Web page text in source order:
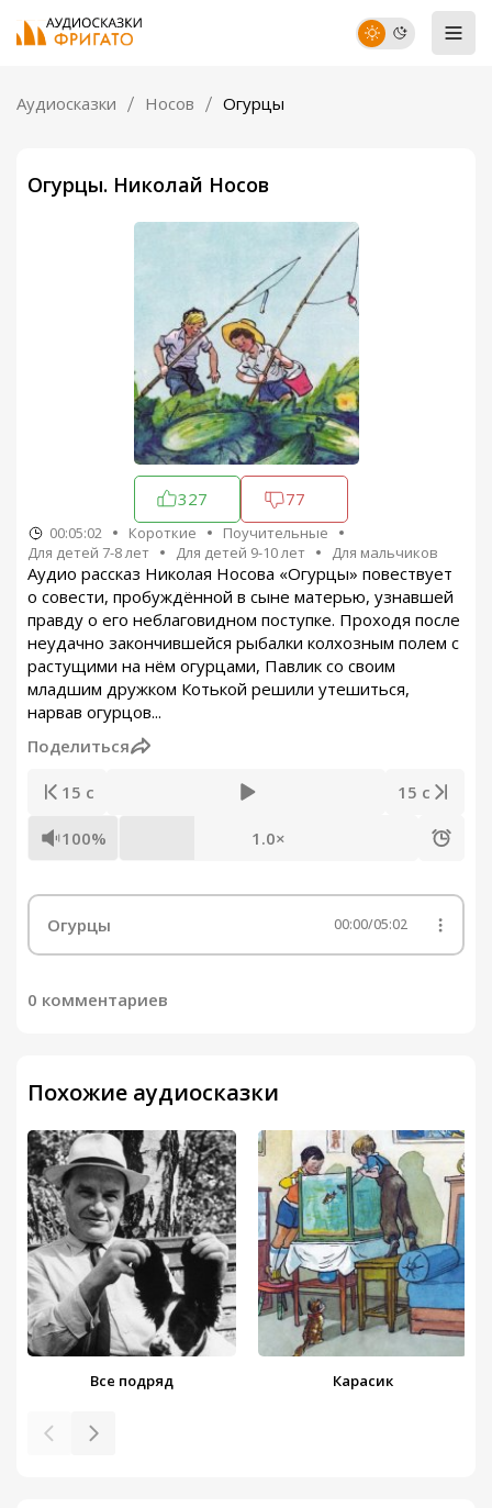
Аудиосказки Носов Огурцы
Огурцы. Николай Носов
327 77
00:05:02 Короткие
Поучительные
Для детей 7-8 лет
Для детей 9-10 лет Для мальчиков
Аудио рассказ Николая Носова «Огурцы» повествует
о совести, пробуждённой в сыне матерью, узнавшей
правду о его неблаговидном поступке. Проходя после
неудачно закончившейся рыбалки колхозным полем с
растущими на нём огурцами, Павлик со своим
младшим дружком Котькой решили утешиться,
нарвав огурцов...
Поделиться
15 с 15 с
100% 1.0×
Огурцы 00:00/05:02
0 комментариев
Похожие аудиосказки
Все подряд Карасик